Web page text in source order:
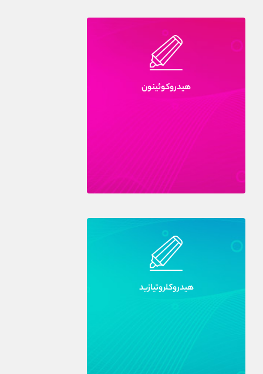
هيدروکوئينون
هيدروکلروتيازيد